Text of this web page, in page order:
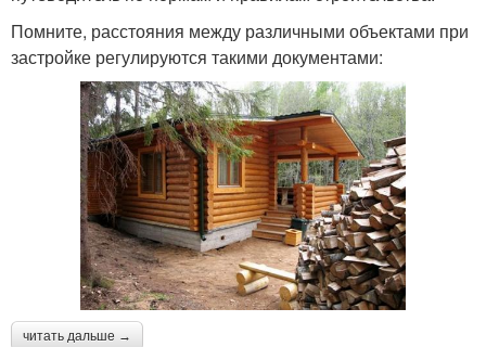
Помните, расстояния между различными объектами при
застройке регулируются такими документами:
читать дальше →